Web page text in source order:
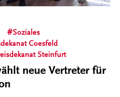
Soziales
Coesfeld
Steinfurt
neue Vertreter für